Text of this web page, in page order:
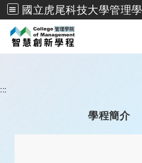
跳到主要內容
:::
學程簡介